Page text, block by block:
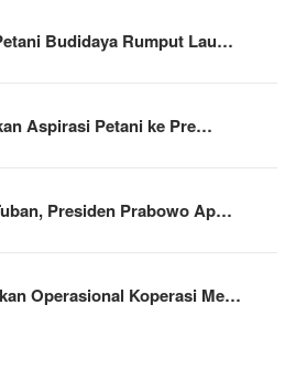
Budidaya Rumput Lau…
Aspirasi Petani ke Pre…
Presiden Prabowo Ap…
Operasional Koperasi Me…